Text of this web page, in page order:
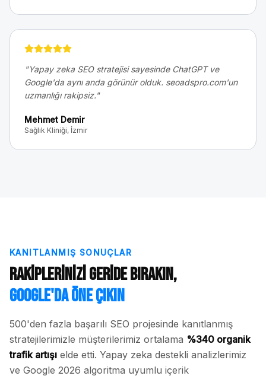
"Yapay zeka SEO stratejisi sayesinde ChatGPT ve
Google'da aynı anda görünür olduk. seoadspro.com'un
uzmanlığı rakipsiz."
Mehmet Demir
Sağlık Kliniği, İzmir
KANITLANMIŞ SONUÇLAR
Rakiplerinizi Geride Bırakın,
Google'da Öne Çıkın
500'den fazla başarılı SEO projesinde kanıtlanmış
stratejilerimizle müşterilerimiz ortalama %340 organik
trafik artışı elde etti. Yapay zeka destekli analizlerimiz
ve Google 2026 algoritma uyumlu içerik